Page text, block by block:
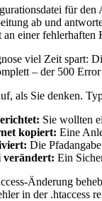
für den
ab und
an einer
viel Zeit spart:
– der 500
als Sie denken.
Sie wollten
kopiert: Eine
Die
verändert: Ein
in der .htaccess